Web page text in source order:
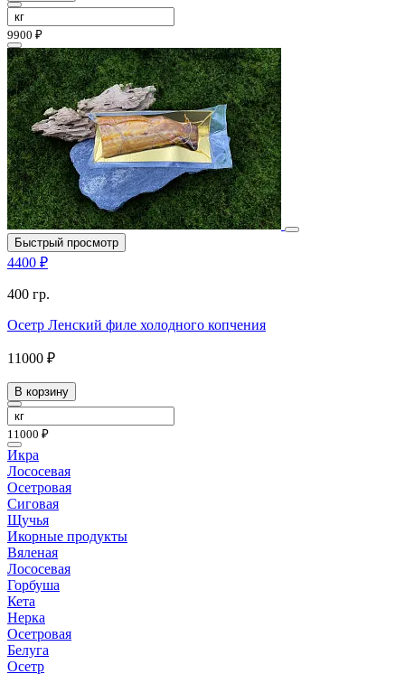
9900 ₽
Быстрый просмотр
4400 ₽
400 гр.
Осетр Ленский филе холодного копчения
11000 ₽
В корзину
11000 ₽
Икра
Лососевая
Осетровая
Сиговая
Щучья
Икорные продукты
Вяленая
Лососевая
Горбуша
Кета
Нерка
Осетровая
Белуга
Осетр